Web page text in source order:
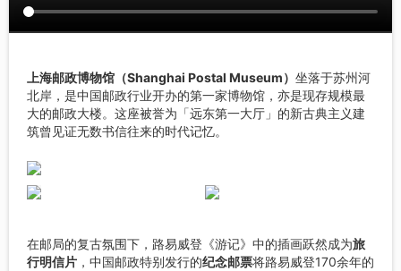
上海邮政博物馆（Shanghai Postal Museum） 坐落于苏州河
北岸，是中国邮政行业开办的第一家博物馆，亦是现存规模最
大的邮政大楼。这座被誉为「远东第一大厅」的新古典主义建
筑曾见证无数书信往来的时代记忆。
在邮局的复古氛围下，路易威登《游记》中的插画跃然成为旅
行明信片 ，中国邮政特别发行的纪念邮票将路易威登170余年的